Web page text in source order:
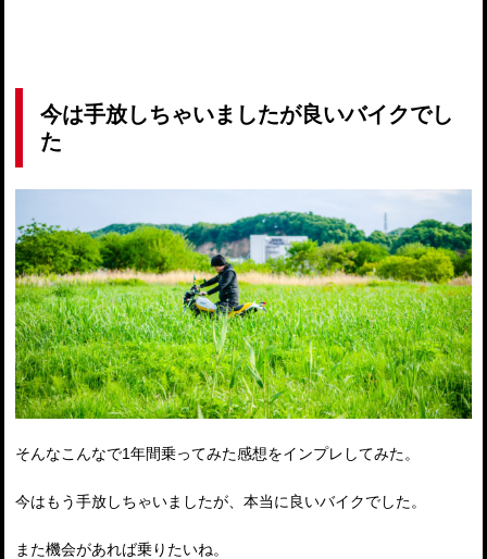
今は手放しちゃいましたが良いバイクでし
た
そんなこんなで1年間乗ってみた感想をインプレしてみた。
今はもう手放しちゃいましたが、本当に良いバイクでした。
また機会があれば乗りたいね。